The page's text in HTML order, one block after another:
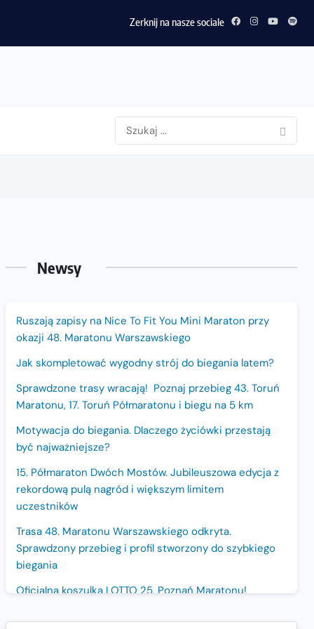
Zerknij na nasze sociale
Newsy
Ruszają zapisy na Nice To Fit You Mini Maraton przy
okazji 48. Maratonu Warszawskiego
Jak skompletować wygodny strój do biegania latem?
Sprawdzone trasy wracają! Poznaj przebieg 43. Toruń
Maratonu, 17. Toruń Półmaratonu i biegu na 5 km
Motywacja do biegania. Dlaczego życiówki przestają
być najważniejsze?
15. Półmaraton Dwóch Mostów. Jubileuszowa edycja z
rekordową pulą nagród i większym limitem
uczestników
Trasa 48. Maratonu Warszawskiego odkryta.
Sprawdzony przebieg i profil stworzony do szybkiego
biegania
Oficjalna koszulka LOTTO 25. Poznań Maratonu!